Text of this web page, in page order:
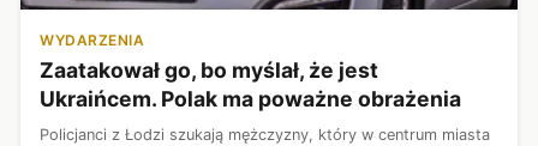
WYDARZENIA
Zaatakował go, bo myślał, że jest
Ukraińcem. Polak ma poważne obrażenia
Policjanci z Łodzi szukają mężczyzny, który w centrum miasta